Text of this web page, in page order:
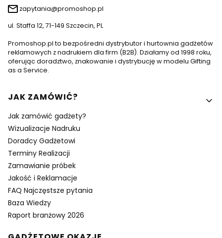
zapytania@promoshop.pl
ul. Staffa 12, 71-149 Szczecin, PL
Promoshop.pl to bezpośredni dystrybutor i hurtownia gadżetów
reklamowych z nadrukiem dla firm (B2B). Działamy od 1998 roku,
oferując doradztwo, znakowanie i dystrybucję w modelu Gifting
as a Service.
Linki w stopce
JAK ZAMÓWIĆ?
Jak zamówić gadżety?
Wizualizacje Nadruku
Doradcy Gadżetowi
Terminy Realizacji
Zamawianie próbek
Jakość i Reklamacje
FAQ Najczęstsze pytania
Baza Wiedzy
Raport branżowy 2026